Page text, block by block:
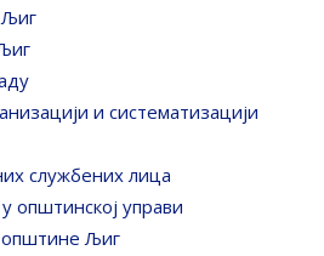
и систематизацији
службених лица
oпштинској управи
Љиг